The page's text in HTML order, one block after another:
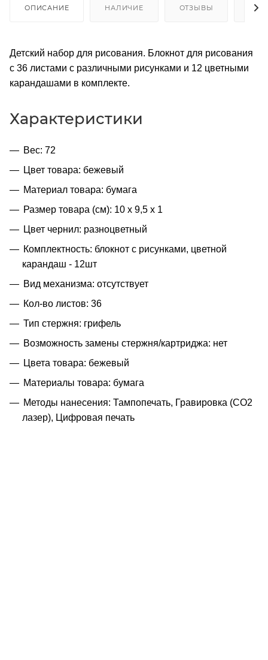
ОПИСАНИЕ НАЛИЧИЕ ОТЗЫВЫ
Детский набор для рисования. Блокнот для рисования
с 36 листами с различными рисунками и 12 цветными
карандашами в комплекте.
Характеристики
Вес: 72
Цвет товара: бежевый
Материал товара: бумага
Размер товара (см): 10 х 9,5 х 1
Цвет чернил: разноцветный
Комплектность: блокнот с рисунками, цветной
карандаш - 12шт
Вид механизма: отсутствует
Кол-во листов: 36
Тип стержня: грифель
Возможность замены стержня/картриджа: нет
Цвета товара: бежевый
Материалы товара: бумага
Методы нанесения: Тампопечать, Гравировка (CO2
лазер), Цифровая печать